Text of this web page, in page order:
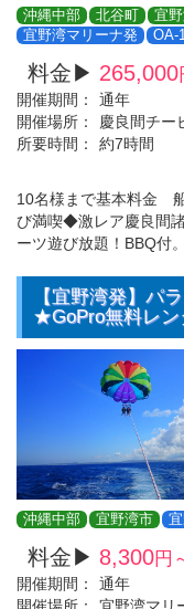
沖縄中部 北谷町 宜
宜野湾マリーナ発
OA-
料金▶ 265,000
開催期間：
通年
開催場所：
慶良間チー
所要時間：
約7時間
10名様まで基本料金
び満喫◆激レア慶良間
ーツ遊び放題！BBQ付。
【宜野湾発】パ
★GoPro無料レン
沖縄中部 宜野湾市
料金▶ 8,300円
開催期間：
通年